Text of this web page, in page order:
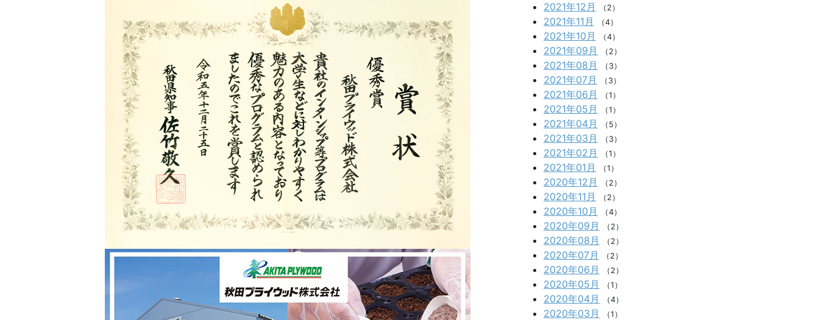
2021年12月 （2）
2021年11月 （4）
2021年10月 （4）
2021年09月 （2）
2021年08月 （3）
2021年07月 （3）
2021年06月 （1）
2021年05月 （1）
2021年04月 （5）
2021年03月 （3）
2021年02月 （1）
2021年01月 （1）
2020年12月 （2）
2020年11月 （2）
2020年10月 （4）
2020年09月 （2）
2020年08月 （2）
2020年07月 （2）
2020年06月 （2）
2020年05月 （1）
2020年04月 （4）
2020年03月 （1）